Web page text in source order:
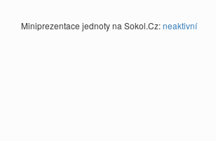
Miniprezentace jednoty na Sokol.Cz:neaktivní